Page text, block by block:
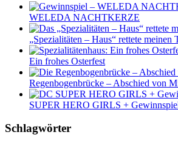
WELEDA NACHTKERZE
„Spezialitäten – Haus“ rettete meinen
Ein frohes Osterfest
Regenbogenbrücke – Abschied von
SUPER HERO GIRLS +
Schlagwörter